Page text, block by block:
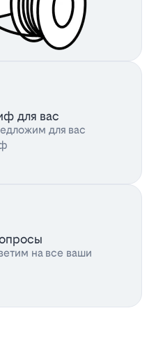
для вас
для вас
на все ваши